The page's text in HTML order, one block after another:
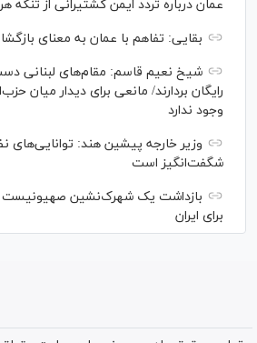
عمان درباره تردد ایمن کشتیرانی از تنگه
بقایی: تفاهم با عمان به معنای
شیخ نعیم قاسم: مقام‌های لبنانی
رایگان بردارند/ مانعی برای دیدار میان
وجود ندارد
وزیر خارجه پیشین هند: توانایی‌های
شگفت‌انگیز است
بازداشت یک شهرک‌نشین صهیونیست
برای ایران